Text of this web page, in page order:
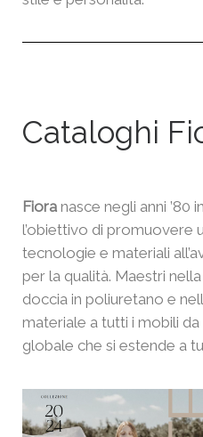
Cataloghi
Fiora nasce negli anni ’80
l’obiettivo di promuovere
tecnologie e materiali
per la qualità. Maestri
doccia in poliuretano e
materiale a tutti i mobili
globale che si estende a